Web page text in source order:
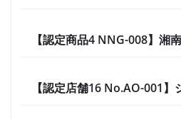
【認定商品4 NNG-008】湘
【認定店舗16 No.AO-001